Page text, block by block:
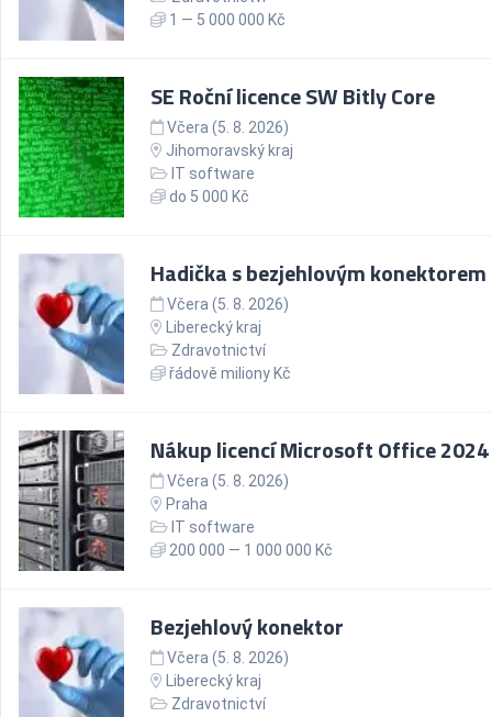
1 — 5 000 000 Kč
SE Roční licence SW Bitly Core
Včera (5. 8. 2026)
Jihomoravský kraj
IT software
do 5 000 Kč
Hadička s bezjehlovým konektorem
Včera (5. 8. 2026)
Liberecký kraj
Zdravotnictví
řádově miliony Kč
Nákup licencí Microsoft Office 2024
Včera (5. 8. 2026)
Praha
IT software
200 000 — 1 000 000 Kč
Bezjehlový konektor
Včera (5. 8. 2026)
Liberecký kraj
Zdravotnictví